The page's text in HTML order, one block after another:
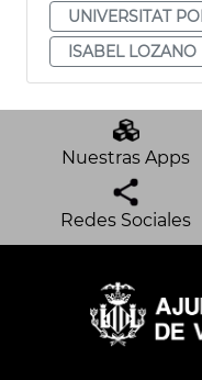
UNIVERSITAT
ISABEL LOZANO
Nuestras Apps
Redes Sociales